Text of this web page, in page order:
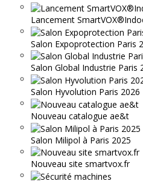
Lancement
Salon Expoprotection Paris
Salon Global Industrie Paris
Salon Hyvolution Paris 2026
Nouveau catalogue ae&t
Salon Milipol à Paris 2025
Nouveau site smartvox.fr